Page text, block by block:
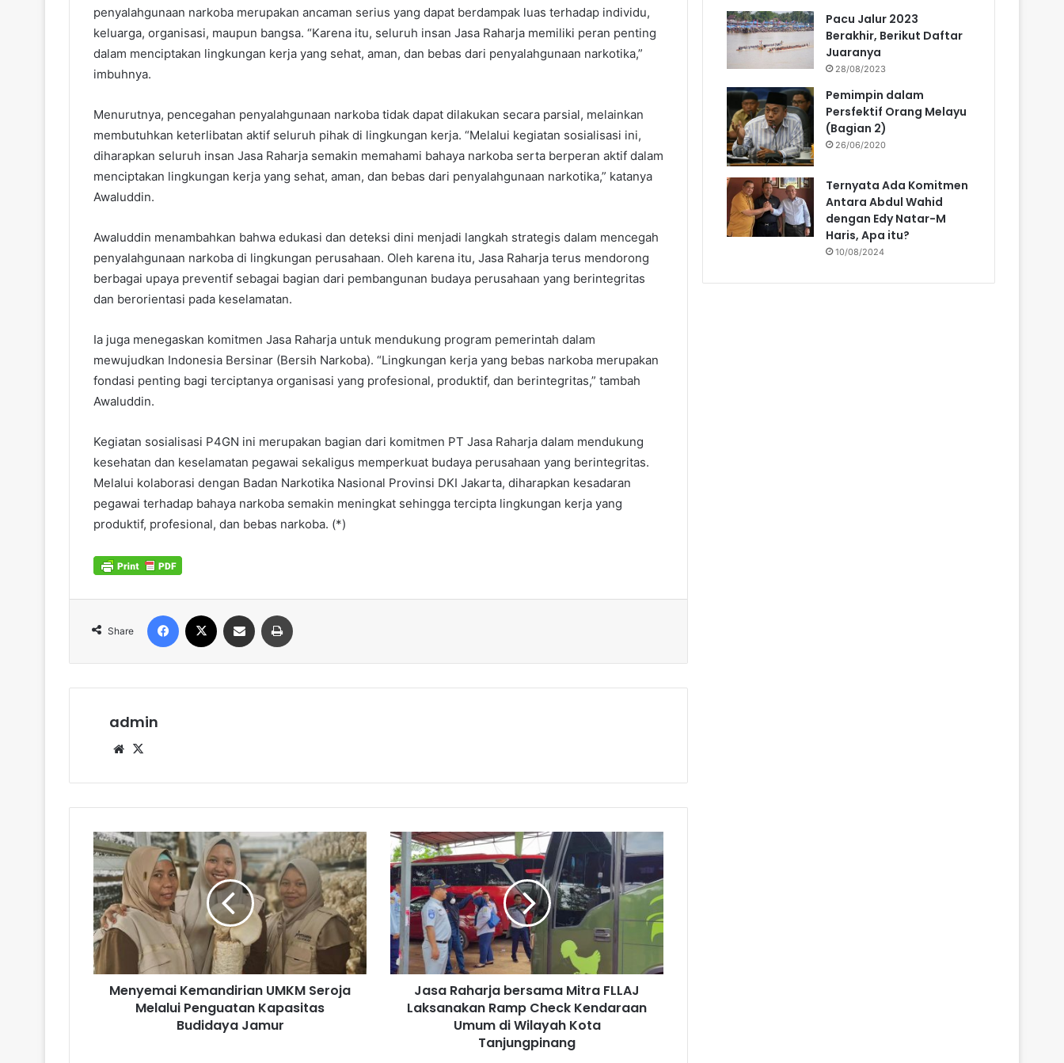
penyalahgunaan narkoba merupakan ancaman serius yang dapat berdampak luas terhadap individu,
keluarga, organisasi, maupun bangsa. “Karena itu, seluruh insan Jasa Raharja memiliki peran penting
dalam menciptakan lingkungan kerja yang sehat, aman, dan bebas dari penyalahgunaan narkotika,”
imbuhnya.
Menurutnya, pencegahan penyalahgunaan narkoba tidak dapat dilakukan secara parsial, melainkan
membutuhkan keterlibatan aktif seluruh pihak di lingkungan kerja. “Melalui kegiatan sosialisasi ini,
diharapkan seluruh insan Jasa Raharja semakin memahami bahaya narkoba serta berperan aktif dalam
menciptakan lingkungan kerja yang sehat, aman, dan bebas dari penyalahgunaan narkotika,” katanya
Awaluddin.
Awaluddin menambahkan bahwa edukasi dan deteksi dini menjadi langkah strategis dalam mencegah
penyalahgunaan narkoba di lingkungan perusahaan. Oleh karena itu, Jasa Raharja terus mendorong
berbagai upaya preventif sebagai bagian dari pembangunan budaya perusahaan yang berintegritas
dan berorientasi pada keselamatan.
Ia juga menegaskan komitmen Jasa Raharja untuk mendukung program pemerintah dalam
mewujudkan Indonesia Bersinar (Bersih Narkoba). “Lingkungan kerja yang bebas narkoba merupakan
fondasi penting bagi terciptanya organisasi yang profesional, produktif, dan berintegritas,” tambah
Awaluddin.
Kegiatan sosialisasi P4GN ini merupakan bagian dari komitmen PT Jasa Raharja dalam mendukung
kesehatan dan keselamatan pegawai sekaligus memperkuat budaya perusahaan yang berintegritas.
Melalui kolaborasi dengan Badan Narkotika Nasional Provinsi DKI Jakarta, diharapkan kesadaran
pegawai terhadap bahaya narkoba semakin meningkat sehingga tercipta lingkungan kerja yang
produktif, profesional, dan bebas narkoba. (*)
Share
Facebook Share via Email
admin
Website
Menyemai Kemandirian UMKM Seroja
Melalui Penguatan Kapasitas
Budidaya Jamur
Jasa Raharja bersama Mitra FLLAJ
Laksanakan Ramp Check Kendaraan
Umum di Wilayah Kota
Tanjungpinang
Pacu Jalur 2023
Berakhir, Berikut Daftar
Juaranya
28/08/2023
Pemimpin dalam
Persfektif Orang Melayu
(Bagian 2)
26/06/2020
Ternyata Ada Komitmen
Antara Abdul Wahid
dengan Edy Natar-M
Haris, Apa itu?
10/08/2024